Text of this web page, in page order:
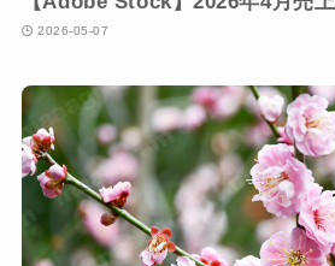
2026-05-07